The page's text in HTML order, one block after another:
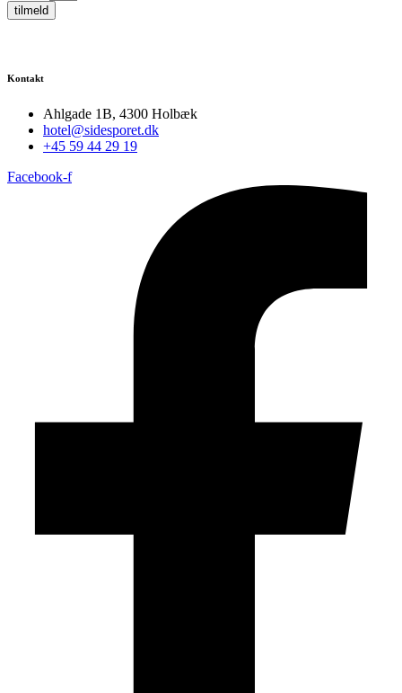
tilmeld
Kontakt
Ahlgade 1B, 4300 Holbæk
hotel@sidesporet.dk
+45 59 44 29 19
Facebook-f